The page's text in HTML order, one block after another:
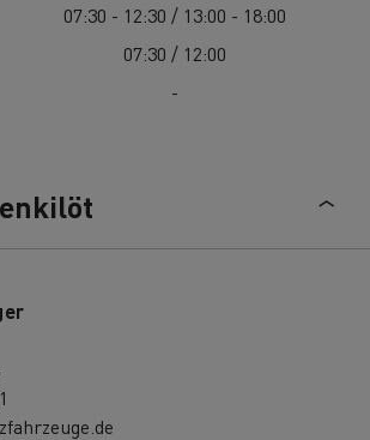
07:30 - 12:30 / 13:00 - 18:00
07:30 / 12:00
-